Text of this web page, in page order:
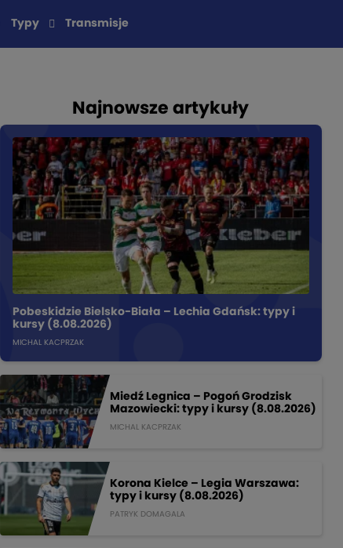
Typy Transmisje
Najnowsze artykuły
Pobeskidzie Bielsko-Biała – Lechia Gdańsk: typy i
kursy (8.08.2026)
MICHAL KACPRZAK
Miedź Legnica – Pogoń Grodzisk
Mazowiecki: typy i kursy (8.08.2026)
MICHAL KACPRZAK
Korona Kielce – Legia Warszawa:
typy i kursy (8.08.2026)
PATRYK DOMAGALA